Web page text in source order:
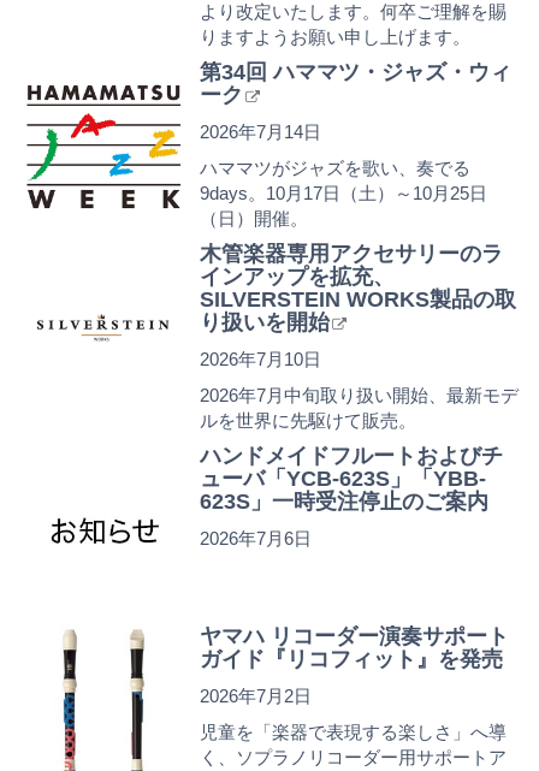
より改定いたします。何卒ご理解を賜
りますようお願い申し上げます。
第34回 ハママツ・ジャズ・ウィ
ーク
2026年7月14日
ハママツがジャズを歌い、奏でる
9days。10月17日（土）～10月25日
（日）開催。
木管楽器専用アクセサリーのラ
インアップを拡充、
SILVERSTEIN WORKS製品の取
り扱いを開始
2026年7月10日
2026年7月中旬取り扱い開始、最新モデ
ルを世界に先駆けて販売。
ハンドメイドフルートおよびチ
ューバ「YCB-623S」「YBB-
623S」一時受注停止のご案内
2026年7月6日
ヤマハ リコーダー演奏サポート
ガイド『リコフィット』を発売
2026年7月2日
児童を「楽器で表現する楽しさ」へ導
く、ソプラノリコーダー用サポートア